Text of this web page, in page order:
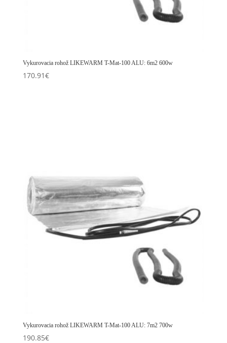
Vykurovacia rohož LIKEWARM T-Mat-100 ALU: 6m2 600w
170.91€
Vykurovacia rohož LIKEWARM T-Mat-100 ALU: 7m2 700w
190.85€